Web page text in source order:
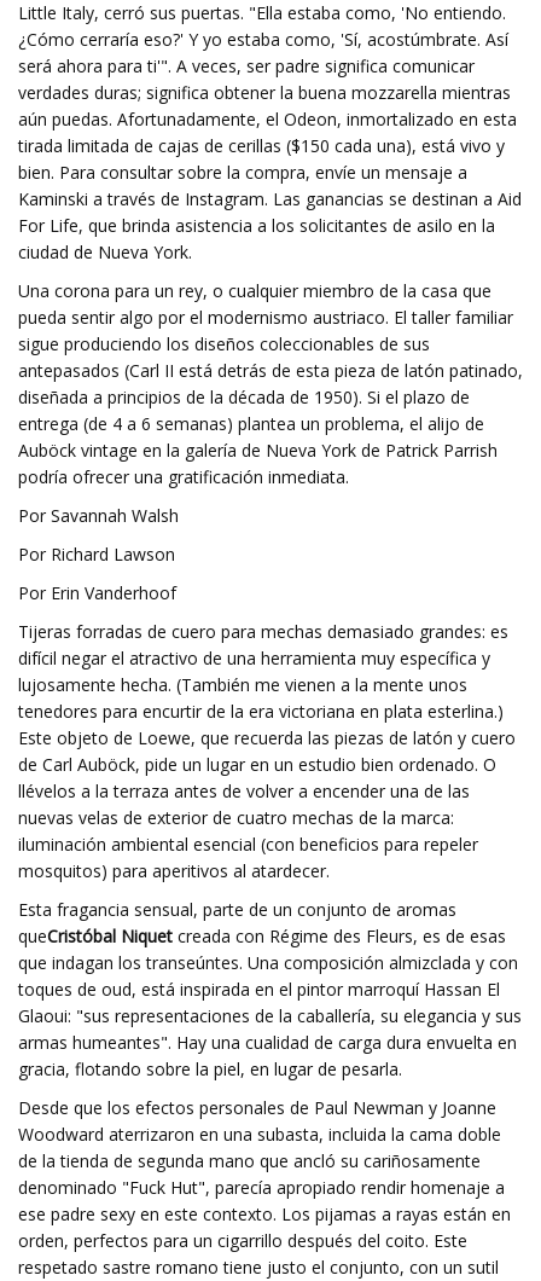
Little Italy, cerró sus puertas. "Ella estaba como, 'No entiendo.
¿Cómo cerraría eso?' Y yo estaba como, 'Sí, acostúmbrate. Así
será ahora para ti'". A veces, ser padre significa comunicar
verdades duras; significa obtener la buena mozzarella mientras
aún puedas. Afortunadamente, el Odeon, inmortalizado en esta
tirada limitada de cajas de cerillas ($150 cada una), está vivo y
bien. Para consultar sobre la compra, envíe un mensaje a
Kaminski a través de Instagram. Las ganancias se destinan a Aid
For Life, que brinda asistencia a los solicitantes de asilo en la
ciudad de Nueva York.
Una corona para un rey, o cualquier miembro de la casa que
pueda sentir algo por el modernismo austriaco. El taller familiar
sigue produciendo los diseños coleccionables de sus
antepasados ​​(Carl II está detrás de esta pieza de latón patinado,
diseñada a principios de la década de 1950). Si el plazo de
entrega (de 4 a 6 semanas) plantea un problema, el alijo de
Auböck vintage en la galería de Nueva York de Patrick Parrish
podría ofrecer una gratificación inmediata.
Por Savannah Walsh
Por Richard Lawson
Por Erin Vanderhoof
Tijeras forradas de cuero para mechas demasiado grandes: es
difícil negar el atractivo de una herramienta muy específica y
lujosamente hecha. (También me vienen a la mente unos
tenedores para encurtir de la era victoriana en plata esterlina.)
Este objeto de Loewe, que recuerda las piezas de latón y cuero
de Carl Auböck, pide un lugar en un estudio bien ordenado. O
llévelos a la terraza antes de volver a encender una de las
nuevas velas de exterior de cuatro mechas de la marca:
iluminación ambiental esencial (con beneficios para repeler
mosquitos) para aperitivos al atardecer.
Esta fragancia sensual, parte de un conjunto de aromas
queCristóbal Niquet creada con Régime des Fleurs, es de esas
que indagan los transeúntes. Una composición almizclada y con
toques de oud, está inspirada en el pintor marroquí Hassan El
Glaoui: "sus representaciones de la caballería, su elegancia y sus
armas humeantes". Hay una cualidad de carga dura envuelta en
gracia, flotando sobre la piel, en lugar de pesarla.
Desde que los efectos personales de Paul Newman y Joanne
Woodward aterrizaron en una subasta, incluida la cama doble
de la tienda de segunda mano que ancló su cariñosamente
denominado "Fuck Hut", parecía apropiado rendir homenaje a
ese padre sexy en este contexto. Los pijamas a rayas están en
orden, perfectos para un cigarrillo después del coito. Este
respetado sastre romano tiene justo el conjunto, con un sutil